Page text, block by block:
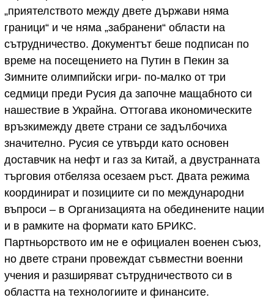
„приятелството между двете държави няма
граници“ и че няма „забранени“ области на
сътрудничество. Документът беше подписан по
време на посещението на Путин в Пекин за
Зимните олимпийски игри- по-малко от три
седмици преди Русия да започне мащабното си
нашествие в Украйна. Оттогава икономическите
връзкимежду двете страни се задълбочиха
значително. Русия се утвърди като основен
доставчик на нефт и газ за Китай, а двустранната
търговия отбеляза осезаем ръст. Двата режима
координират и позициите си по международни
въпроси – в Организацията на обединените нации
и в рамките на формати като БРИКС.
Партньорството им не е официален военен съюз,
но двете страни провеждат съвместни военни
учения и разширяват сътрудничеството си в
областта на технологиите и финансите.